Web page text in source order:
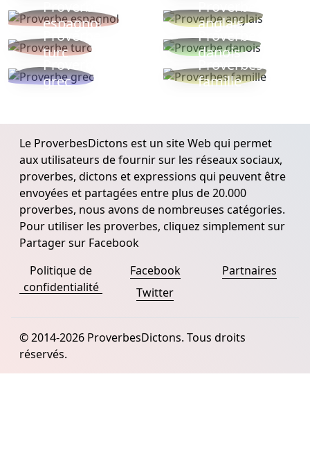
Proverbe
espagnol
Proverbe
anglais
Proverbe
turc
Proverbe
danois
Proverbe
grec
Proverbes
famille
Le ProverbesDictons est un site Web qui permet
aux utilisateurs de fournir sur les réseaux sociaux,
proverbes, dictons et expressions qui peuvent être
envoyées et partagées entre plus de 20.000
proverbes, nous avons de nombreuses catégories.
Pour utiliser les proverbes, cliquez simplement sur
Partager sur Facebook
Politique de
confidentialité
Facebook
Twitter
Partnaires
© 2014-2026 ProverbesDictons. Tous droits
réservés.